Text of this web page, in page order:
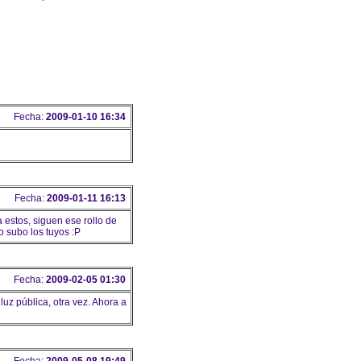
Fecha: 2009-01-10 16:34
Fecha: 2009-01-11 16:13
estos, siguen ese rollo de
subo los tuyos :P
Fecha: 2009-02-05 01:30
pública, otra vez. Ahora a